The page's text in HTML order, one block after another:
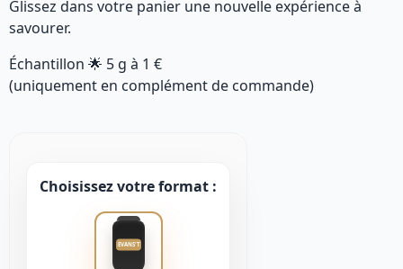
Glissez dans votre panier une nouvelle expérience à
savourer.
Échantillon 🌟 5 g à 1 €
(uniquement en complément de commande)
Choisissez votre format :
EVANS'T